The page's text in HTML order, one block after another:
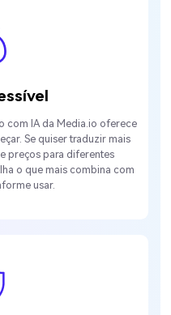
com IA da Media.io oferece
Se quiser traduzir mais
preços para diferentes
o que mais combina com
usar.